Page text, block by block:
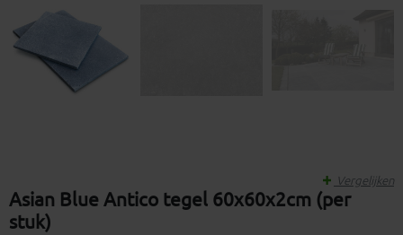
Asian Blue Antico tegel 60x60x2cm (per
stuk)
Vergelijken